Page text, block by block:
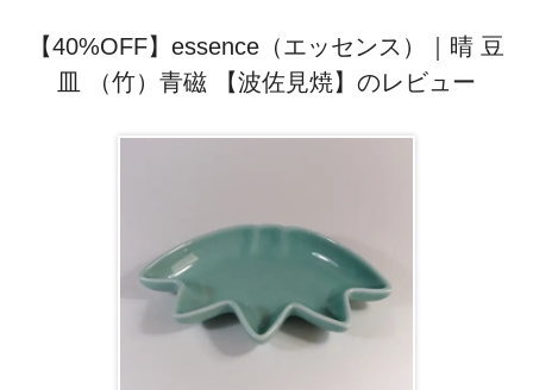
【40%OFF】essence（エッセンス）｜晴 豆
皿 （竹）青磁 【波佐見焼】のレビュー